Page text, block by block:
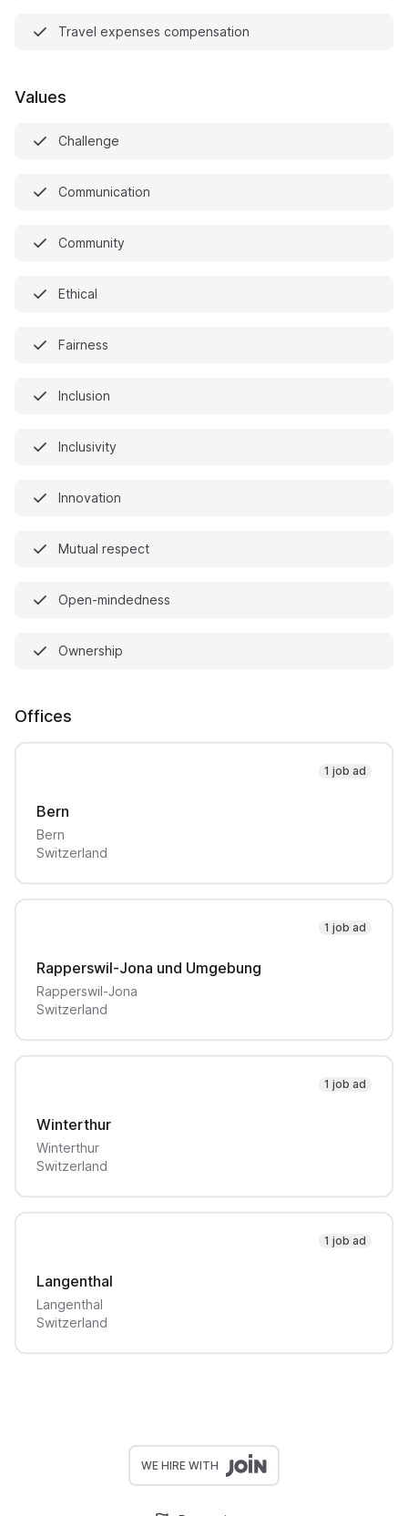
Travel expenses compensation
Values
Challenge
Communication
Community
Ethical
Fairness
Inclusion
Inclusivity
Innovation
Mutual respect
Open-mindedness
Ownership
Offices
1 job ad
Bern
Bern
Switzerland
1 job ad
Rapperswil-Jona und Umgebung
Rapperswil-Jona
Switzerland
1 job ad
Winterthur
Winterthur
Switzerland
1 job ad
Langenthal
Langenthal
Switzerland
WE HIRE WITH